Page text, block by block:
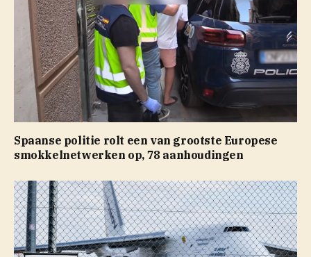
Spaanse politie rolt een van grootste Europese
smokkelnetwerken op, 78 aanhoudingen